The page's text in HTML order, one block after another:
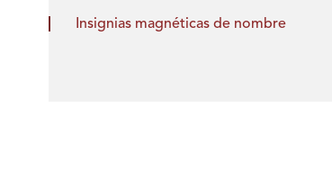
Insignias magnéticas de nombre